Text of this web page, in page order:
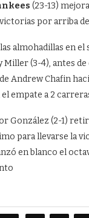
(23-13)
por arriba
almohadillas en
Miller (3-4), antes
Andrew Chafin
empate a 2
González (2-1)
para llevarse la
en blanco el